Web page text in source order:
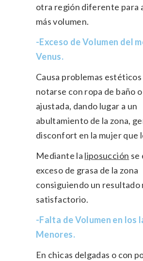
otra región diferente para
más volumen.
-Exceso de Volumen del
Venus.
Causa problemas estéticos
notarse con ropa de baño
ajustada, dando lugar a un
abultamiento de la zona,
disconfort en la mujer que
Mediante la liposucción se
exceso de grasa de la zona
consiguiendo un resultado
satisfactorio.
-Falta de Volumen en los
Menores.
En chicas delgadas o con